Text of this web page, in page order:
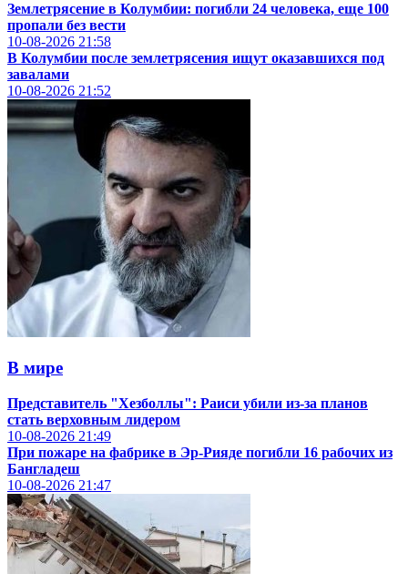
Землетрясение в Колумбии: погибли 24 человека, еще 100
пропали без вести
10-08-2026 21:58
В Колумбии после землетрясения ищут оказавшихся под
завалами
10-08-2026 21:52
В мире
Представитель "Хезболлы": Раиси убили из-за планов
стать верховным лидером
10-08-2026 21:49
При пожаре на фабрике в Эр-Рияде погибли 16 рабочих из
Бангладеш
10-08-2026 21:47